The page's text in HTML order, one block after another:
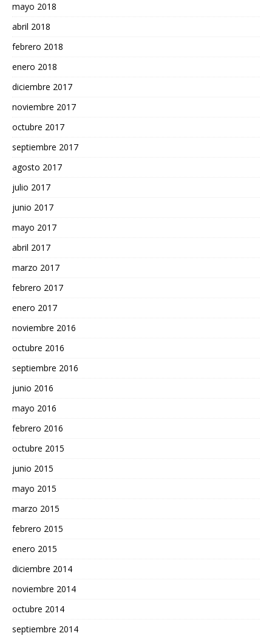
mayo 2018
abril 2018
febrero 2018
enero 2018
diciembre 2017
noviembre 2017
octubre 2017
septiembre 2017
agosto 2017
julio 2017
junio 2017
mayo 2017
abril 2017
marzo 2017
febrero 2017
enero 2017
noviembre 2016
octubre 2016
septiembre 2016
junio 2016
mayo 2016
febrero 2016
octubre 2015
junio 2015
mayo 2015
marzo 2015
febrero 2015
enero 2015
diciembre 2014
noviembre 2014
octubre 2014
septiembre 2014